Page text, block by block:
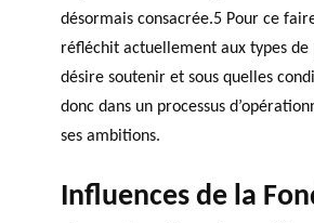
désormais consacrée.5 Pour ce
réfléchit actuellement aux types de
désire soutenir et sous quelles
donc dans un processus
ses ambitions.
Influences de la